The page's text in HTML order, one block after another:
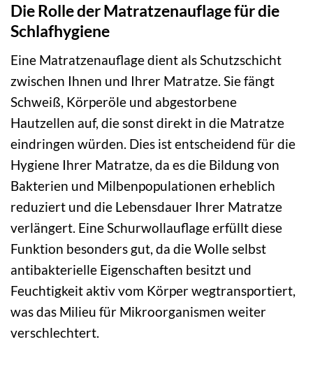
Die Rolle der Matratzenauflage für die
Schlafhygiene
Eine Matratzenauflage dient als Schutzschicht
zwischen Ihnen und Ihrer Matratze. Sie fängt
Schweiß, Körperöle und abgestorbene
Hautzellen auf, die sonst direkt in die Matratze
eindringen würden. Dies ist entscheidend für die
Hygiene Ihrer Matratze, da es die Bildung von
Bakterien und Milbenpopulationen erheblich
reduziert und die Lebensdauer Ihrer Matratze
verlängert. Eine Schurwollauflage erfüllt diese
Funktion besonders gut, da die Wolle selbst
antibakterielle Eigenschaften besitzt und
Feuchtigkeit aktiv vom Körper wegtransportiert,
was das Milieu für Mikroorganismen weiter
verschlechtert.